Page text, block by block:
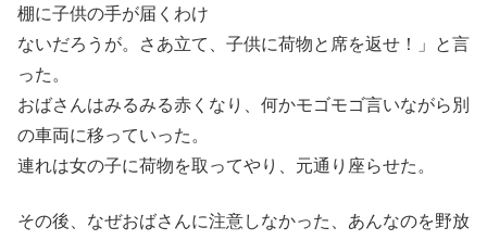
棚に子供の手が届くわけ
ないだろうが。さあ立て、子供に荷物と席を返せ！」と言
った。
おばさんはみるみる赤くなり、何かモゴモゴ言いながら別
の車両に移っていった。
連れは女の子に荷物を取ってやり、元通り座らせた。
その後、なぜおばさんに注意しなかった、あんなのを野放